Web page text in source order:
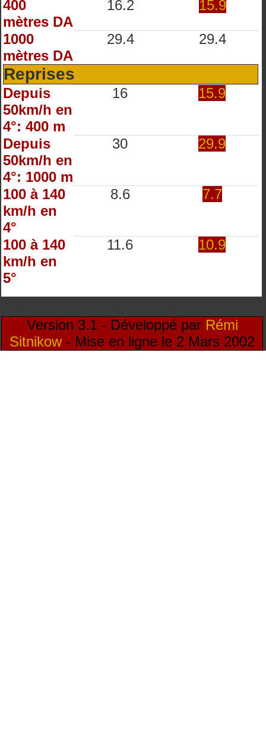
400
mètres DA
16.2 15.9
1000
mètres DA
29.4 29.4
Reprises
Depuis
50km/h en
4°: 400 m
16 15.9
Depuis
50km/h en
4°: 1000 m
30 29.9
100 à 140
km/h en
4°
8.6 7.7
100 à 140
km/h en
5°
11.6 10.9
Version 3.1 - Développé par Rémi
Sitnikow- Mise en ligne le 2 Mars 2002